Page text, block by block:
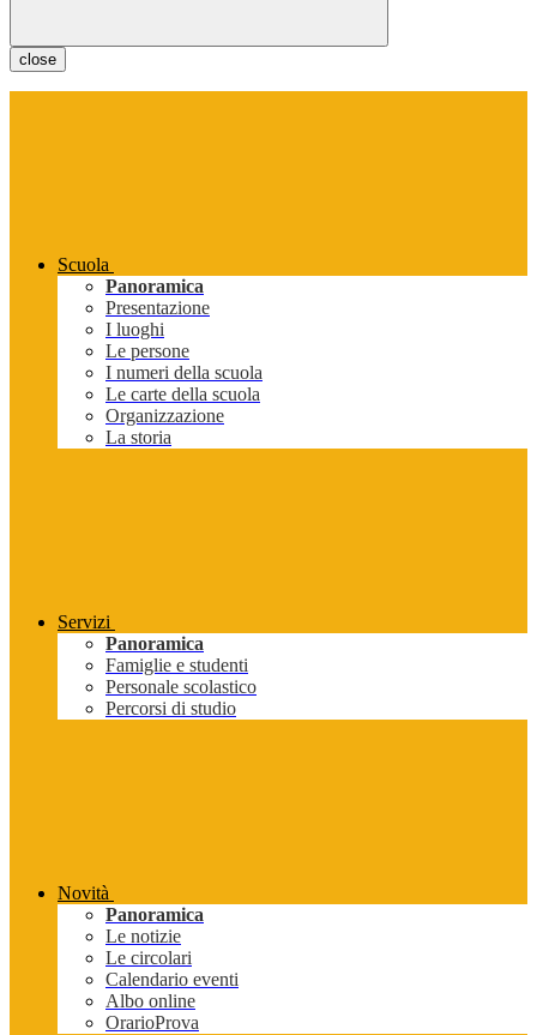
close
Scuola
Panoramica
Presentazione
I luoghi
Le persone
I numeri della scuola
Le carte della scuola
Organizzazione
La storia
Servizi
Panoramica
Famiglie e studenti
Personale scolastico
Percorsi di studio
Novità
Panoramica
Le notizie
Le circolari
Calendario eventi
Albo online
OrarioProva